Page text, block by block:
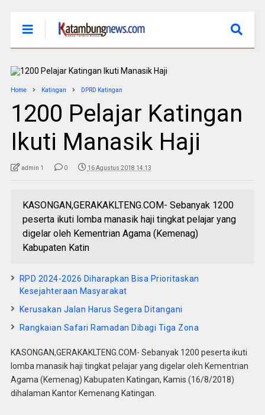
Home Katingan DPRD Katingan
1200 Pelajar Katingan
Ikuti Manasik Haji
admin 1 0 16 Agustus 2018 14:13
KASONGAN,GERAKAKLTENG.COM- Sebanyak 1200
peserta ikuti lomba manasik haji tingkat pelajar yang
digelar oleh Kementrian Agama (Kemenag)
Kabupaten Katin
RPD 2024-2026 Diharapkan Bisa Prioritaskan
Kesejahteraan Masyarakat
Kerusakan Jalan Harus Segera Ditangani
Rangkaian Safari Ramadan Dibagi Tiga Zona
KASONGAN,GERAKAKLTENG.COM- Sebanyak 1200 peserta ikuti
lomba manasik haji tingkat pelajar yang digelar oleh Kementrian
Agama (Kemenag) Kabupaten Katingan, Kamis (16/8/2018)
dihalaman Kantor Kemenang Katingan.